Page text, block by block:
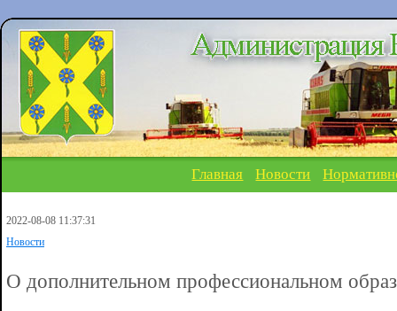
Главная Новости
2022-08-08 11:37:31
Новости
О дополнительном профессиональном